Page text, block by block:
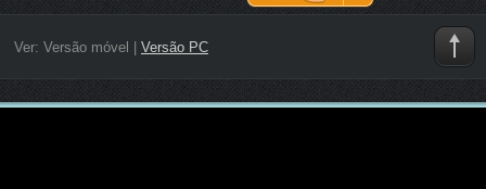
Ver: Versão móvel Versão PC